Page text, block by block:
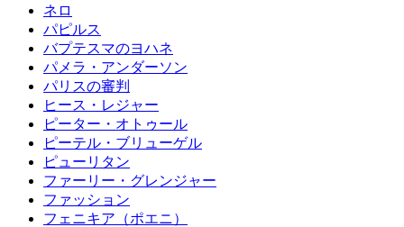
ネロ
パピルス
バプテスマのヨハネ
パメラ・アンダーソン
パリスの審判
ヒース・レジャー
ピーター・オトゥール
ピーテル・ブリューゲル
ピューリタン
ファーリー・グレンジャー
ファッション
フェニキア（ポエニ）